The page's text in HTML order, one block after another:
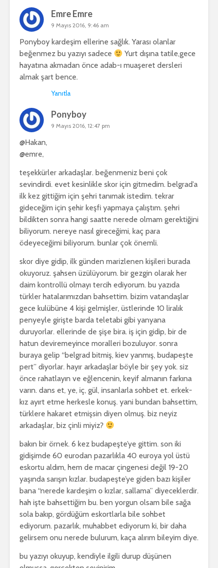
Emre Emre
9 Mayıs 2016, 9:46 am
Ponyboy kardeşim ellerine sağlık. Yarası olanlar
beğenmez bu yazıyı sadece
Yurt dışına tatile,gece
hayatına akmadan önce adab-ı muaşeret dersleri
almak şart bence.
Yanıtla
Ponyboy
9 Mayıs 2016, 12:47 pm
@Hakan,
@emre,
teşekkürler arkadaşlar. beğenmeniz beni çok
sevindirdi. evet kesinlikle skor için gitmedim. belgrad’a
ilk kez gittiğim için şehri tanımak istedim. tekrar
gideceğim için şehir keşfi yapmaya çalıştım. şehri
bildikten sonra hangi saatte nerede olmam gerektiğini
biliyorum. nereye nasıl gireceğimi, kaç para
ödeyeceğimi biliyorum. bunlar çok önemli.
skor diye gidip, ilk günden marizlenen kişileri burada
okuyoruz. şahsen üzülüyorum. bir gezgin olarak her
daim kontrollü olmayı tercih ediyorum. bu yazıda
türkler hatalarımızdan bahsettim. bizim vatandaşlar
gece kulübüne 4 kişi gelmişler, üstlerinde 10 liralık
penyeyle girişte barda teletabi gibi yanyana
duruyorlar. ellerinde de şişe bira. iş için gidip, bir de
hatun deviremeyince moralleri bozuluyor. sonra
buraya gelip “belgrad bitmiş, kiev yanmış, budapeşte
pert” diyorlar. hayır arkadaşlar böyle bir şey yok. siz
önce rahatlayın ve eğlencenin, keyif almanın farkına
varın. dans et, ye, iç, gül, insanlarla sohbet et. erkek-
kız ayırt etme herkesle konuş. yani bundan bahsettim,
türklere hakaret etmişsin diyen olmuş. biz neyiz
arkadaşlar, biz çinli miyiz?
bakın bir örnek. 6 kez budapeşte’ye gittim. son iki
gidişimde 60 eurodan pazarlıkla 40 euroya yol üstü
eskortu aldım, hem de macar çingenesi değil 19-20
yaşında sarışın kızlar. budapeşte’ye giden bazı kişiler
bana “nerede kardeşim o kızlar, sallama” diyeceklerdir.
hah işte bahsettiğim bu. ben yorgun olsam bile sağa
sola bakıp, gördüğüm eskortlarla bile sohbet
ediyorum. pazarlık, muhabbet ediyorum ki, bir daha
gelirsem onu nerede bulurum, kaça alırım bileyim diye.
bu yazıyı okuyup, kendiyle ilgili durup düşünen